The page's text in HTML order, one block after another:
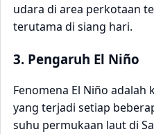
udara di area perkotaan
terutama di siang hari.
3. Pengaruh El Niño
Fenomena El Niño adalah
yang terjadi setiap
suhu permukaan laut di